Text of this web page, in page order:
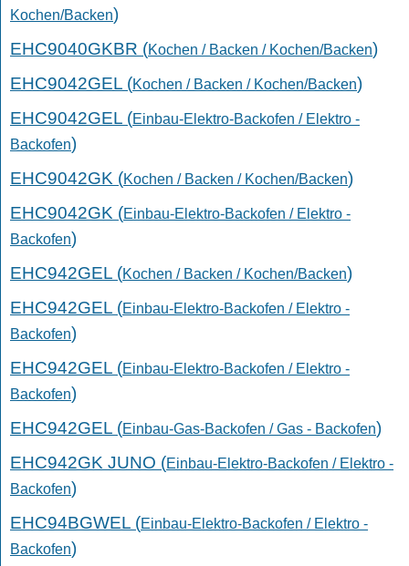
Kochen/Backen)
EHC9040GKBR (Kochen / Backen / Kochen/Backen)
EHC9042GEL (Kochen / Backen / Kochen/Backen)
EHC9042GEL (Einbau-Elektro-Backofen / Elektro -
Backofen)
EHC9042GK (Kochen / Backen / Kochen/Backen)
EHC9042GK (Einbau-Elektro-Backofen / Elektro -
Backofen)
EHC942GEL (Kochen / Backen / Kochen/Backen)
EHC942GEL (Einbau-Elektro-Backofen / Elektro -
Backofen)
EHC942GEL (Einbau-Elektro-Backofen / Elektro -
Backofen)
EHC942GEL (Einbau-Gas-Backofen / Gas - Backofen)
EHC942GK JUNO (Einbau-Elektro-Backofen / Elektro -
Backofen)
EHC94BGWEL (Einbau-Elektro-Backofen / Elektro -
Backofen)